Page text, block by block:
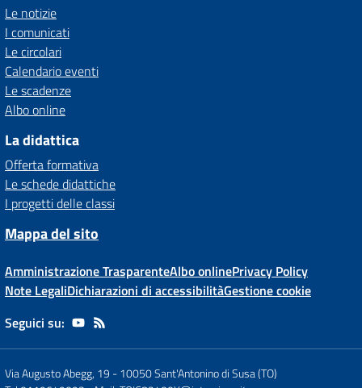
Le notizie
I comunicati
Le circolari
Calendario eventi
Le scadenze
Albo online
La didattica
Offerta formativa
Le schede didattiche
I progetti delle classi
Mappa del sito
Amministrazione TrasparenteAlbo onlinePrivacy Policy
Note LegaliDichiarazioni di accessibilitàGestione cookie
Seguici su:
Via Augusto Abegg, 19 -10050 Sant'Antonino di Susa (TO)